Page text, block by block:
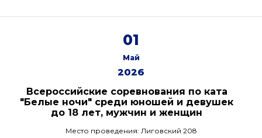
01
Май
2026
Всероссийские соревнования по ката
"Белые ночи" среди юношей и девушек
до 18 лет, мужчин и женщин
Место проведения: Лиговский 208